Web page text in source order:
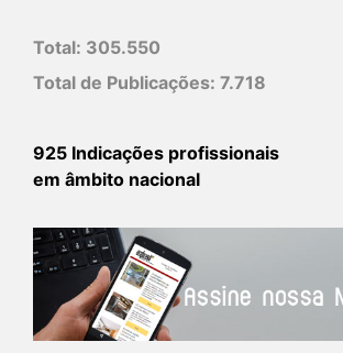
Total: 305.550
Total de Publicações: 7.718
925 Indicações profissionais
em âmbito nacional